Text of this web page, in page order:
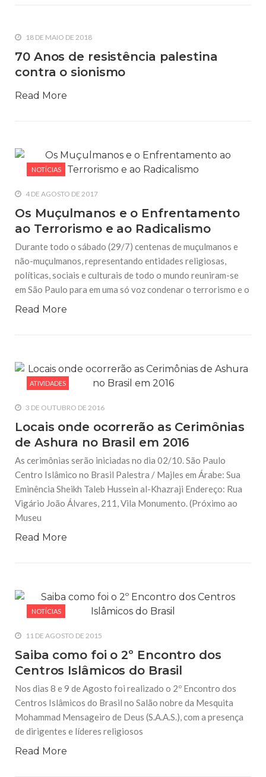
18 DE MAIO DE 2018
70 Anos de resistência palestina
contra o sionismo
Read More
NOTÍCIAS
4 DE AGOSTO DE 2017
Os Muçulmanos e o Enfrentamento
ao Terrorismo e ao Radicalismo
Durante todo o sábado (29/7) centenas de muçulmanos e
não-muçulmanos, representando entidades religiosas,
políticas, sociais e culturais de todo o mundo reuniram-se
em São Paulo para em uma só voz condenar o terrorismo e o
Read More
ATIVIDADES
3 DE OUTUBRO DE 2016
Locais onde ocorrerão as Cerimônias
de Ashura no Brasil em 2016
As cerimônias serão iniciadas no dia 02/10. São Paulo
Centro Islâmico no Brasil Palestra / Majles em Árabe: Sua
Eminência Sheikh Taleb Hussein al-Khazraji Endereço: Rua
Vigário João Álvares, 211, Vila Monumento. (Próximo ao
Museu
Read More
NOTÍCIAS
11 DE AGOSTO DE 2015
Saiba como foi o 2º Encontro dos
Centros Islâmicos do Brasil
Nos dias 8 e 9 de Agosto foi realizado o 2º Encontro dos
Centros Islâmicos do Brasil no Salão nobre da Mesquita
Mohammad Mensageiro de Deus (S.A.A.S.), com a presença
de dirigentes e líderes religiosos
Read More